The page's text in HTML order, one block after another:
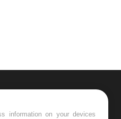
information on your devices